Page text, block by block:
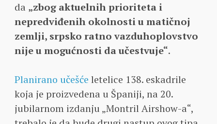
da „zbog aktuelnih prioriteta i
nepredviđenih okolnosti u matičnoj
zemlji, srpsko ratno vazduhoplovstvo
nije u mogućnosti da učestvuje“.
Planirano učešće letelice 138. eskadrile
koja je proizvedena u Španiji, na 20.
jubilarnom izdanju „Montril Airshow-a“,